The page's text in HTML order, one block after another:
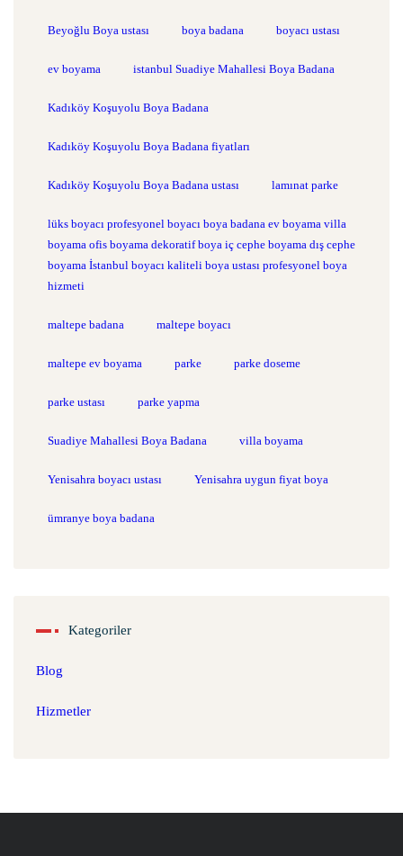
Beyoğlu Boya ustası boya badana boyacı ustası
ev boyama istanbul Suadiye Mahallesi Boya Badana
Kadıköy Koşuyolu Boya Badana
Kadıköy Koşuyolu Boya Badana fiyatları
Kadıköy Koşuyolu Boya Badana ustası lamınat parke
lüks boyacı profesyonel boyacı boya badana ev boyama villa
boyama ofis boyama dekoratif boya iç cephe boyama dış cephe
boyama İstanbul boyacı kaliteli boya ustası profesyonel boya
hizmeti
maltepe badana maltepe boyacı
maltepe ev boyama parke parke doseme
parke ustası parke yapma
Suadiye Mahallesi Boya Badana villa boyama
Yenisahra boyacı ustası Yenisahra uygun fiyat boya
ümranye boya badana
Kategoriler
Blog
Hizmetler